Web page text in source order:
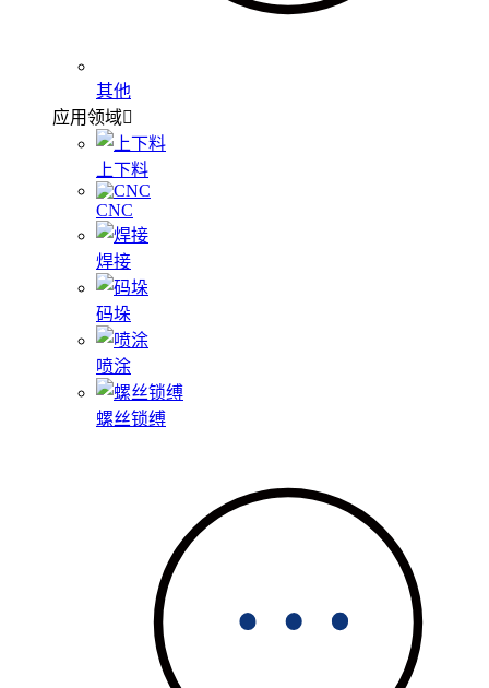
其他
应用领域
上下料
CNC
焊接
码垛
喷涂
螺丝锁缚